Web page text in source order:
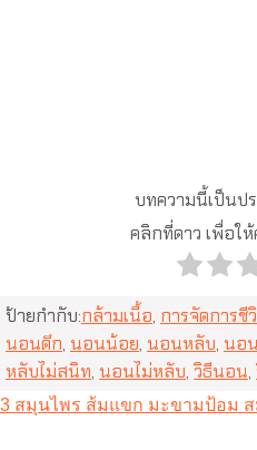
บทความนี้เป็นป
คลิกที่ดาว เพื่อใ
ป้ายกำกับ:กล้ามเนื้อ, การจัดการชี
นอนดึก, นอนน้อย, นอนหลับ, นอ
หลับไม่สนิท, นอนไม่หลับ, วิธีนอน,
แนะแนว
3 สมุนไพร ส้มแขก มะขามป้อม